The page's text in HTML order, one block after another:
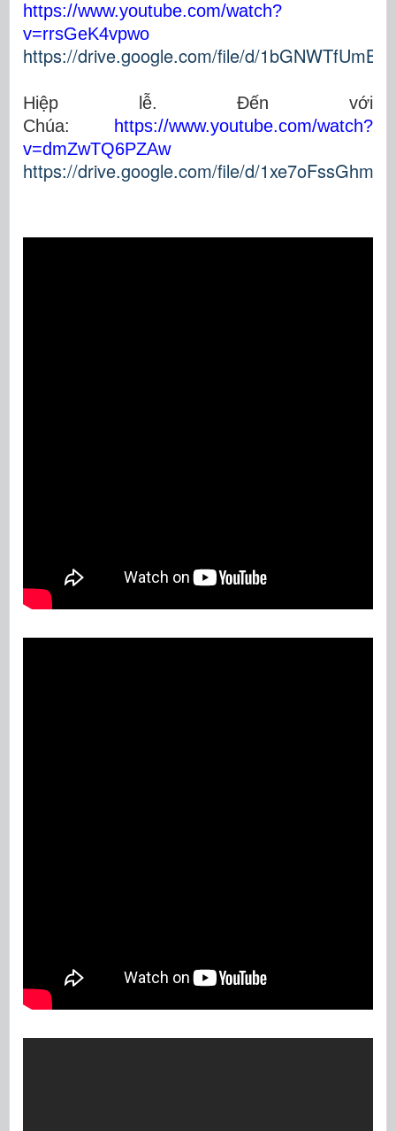
https://www.youtube.com/watch?
v=rrsGeK4vpwo
https://drive.google.com/file/d/
Hiệp lễ. Đến với
Chúa:
https://www.youtube.com/watch?
v=dmZwTQ6PZAw
https://drive.google.com/file/d/